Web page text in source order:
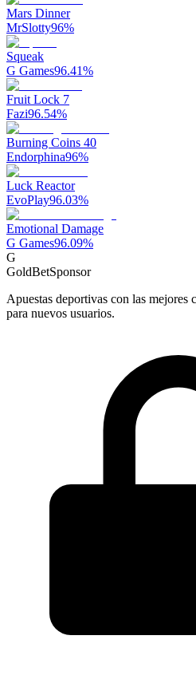
Mars Dinner
MrSlotty96%
Squeak
G Games96.41%
Fruit Lock 7
Fazi96.54%
Burning Coins 40
Endorphina96%
Luck Reactor
EvoPlay96.03%
Emotional Damage
G Games96.09%
G
GoldBetSponsor
Apuestas deportivas con las mejores
para nuevos usuarios.